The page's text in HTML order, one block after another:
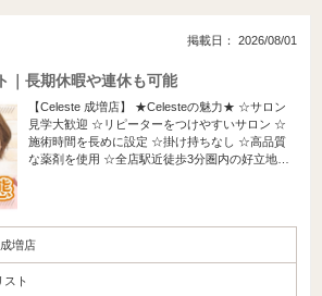
掲載日： 2026/08/01
｜長期休暇や連休も可能
【Celeste 成増店】 ★Celesteの魅力★ ☆サロン
見学大歓迎 ☆リピーターをつけやすいサロン ☆
施術時間を長めに設定 ☆掛け持ちなし ☆高品質
な薬剤を使用 ☆全店駅近徒歩3分圏内の好立地…
増店
スト